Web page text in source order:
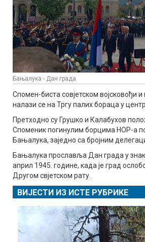
Бањалука - Дан града
Спомен-биста совјетском војсковођи
налази се на Тргу палих бораца у
Претходно су Грушко и Калабухов
Споменик погинулим борцима НОР-а
Бањалука, заједно са бројним
Бањалука прославља Дан града у знак
април 1945. године, када је град
Другом свјетском рату.
ВИЈЕСТИ ИЗ ИСТЕ РУБРИКЕ